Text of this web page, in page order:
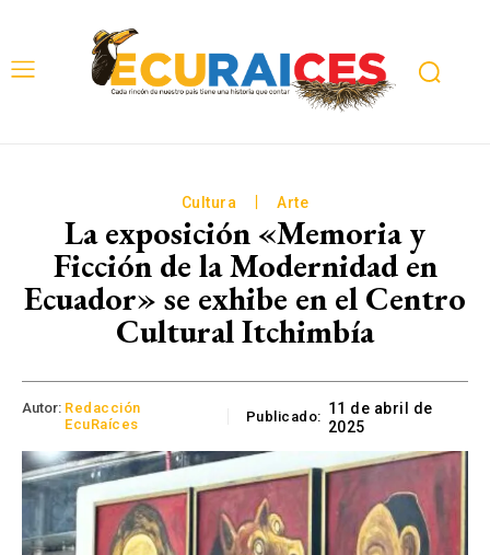
Cultura Arte
La exposición «Memoria y
Ficción de la Modernidad en
Ecuador» se exhibe en el Centro
Cultural Itchimbía
Autor: Redacción
EcuRaíces
Publicado: 11 de abril de
2025